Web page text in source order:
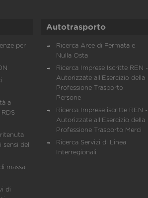
per
a
sensi del
massa
di
Autotrasporto
Ricerca Aree di Fermata e
Nulla Osta
Ricerca Imprese Iscritte REN -
Autorizzate all'Esercizio della
Professione Trasporto
Persone
Ricerca Imprese iscritte REN -
Autorizzate all'Esercizio della
Professione Trasporto Merci
Ricerca Servizi di Linea
Interregionali